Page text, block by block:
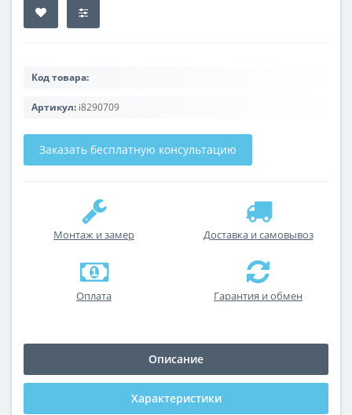
Код товара:
Артикул: i8290709
Заказать бесплатную консультацию
Монтаж и замер Доставка и самовывоз
Оплата Гарантия и обмен
Описание
Характеристики